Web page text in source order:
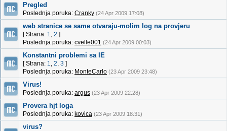
Pregled
Poslednja poruka: Cranky (24 Apr 2009 17:08)
web stranice se same otvaraju-molim log na provjeru
[ Strana: 1, 2 ]
Poslednja poruka: cvelle001 (24 Apr 2009 00:03)
Konstantni problemi sa IE
[ Strana: 1, 2, 3 ]
Poslednja poruka: MonteCarlo (23 Apr 2009 23:48)
Virus!
Poslednja poruka: argus (23 Apr 2009 22:28)
Provera hjt loga
Poslednja poruka: kovica (23 Apr 2009 18:31)
virus?